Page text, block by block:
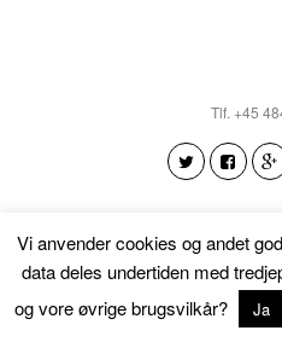
Tlf. +45
Vi anvender cookies og andet
data deles undertiden med
og vore øvrige brugsvilkår?
Ja
Tilbage